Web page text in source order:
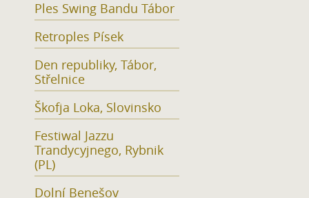
Ples Swing Bandu Tábor
Retroples Písek
Den republiky, Tábor,
Střelnice
Škofja Loka, Slovinsko
Festiwal Jazzu
Trandycyjnego, Rybnik
(PL)
Dolní Benešov